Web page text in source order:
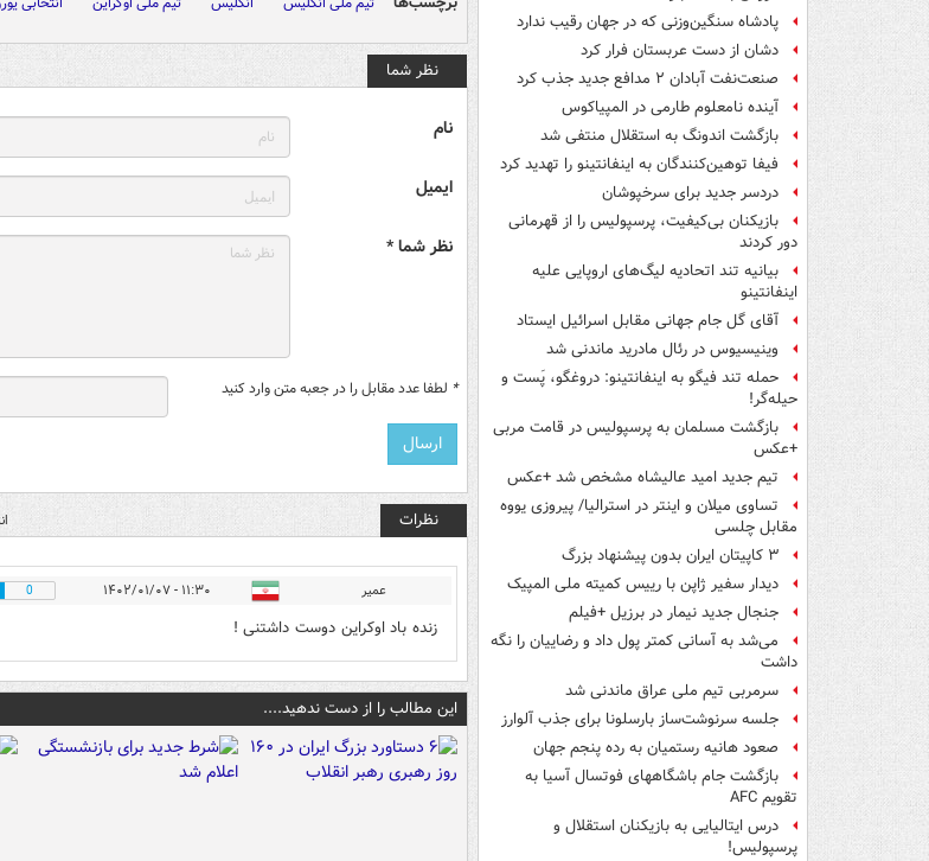
پادشاه سنگین‌وزنی که در جهان رقیب ندارد
دشان از دست عربستان فرار کرد
صنعت‌نفت آبادان ۲ مدافع جدید جذب کرد
آینده نامعلوم طارمی در المپیاکوس
بازگشت اندونگ به استقلال منتفی شد
فیفا توهین‌کنندگان به اینفانتینو را تهدید کرد
دردسر جدید برای سرخپوشان
بازیکنان بی‌کیفیت، پرسپولیس را از قهرمانی
دور کردند
بیانیه تند اتحادیه لیگ‌های اروپایی علیه
اینفانتینو
آقای گل جام جهانی مقابل اسرائیل ایستاد
وینیسیوس در رئال مادرید ماندنی شد
حمله تند فیگو به اینفانتینو: دروغگو، پَست‌ و
حیله‌گر!
بازگشت مسلمان به پرسپولیس در قامت مربی
+عکس
تیم جدید امید عالیشاه مشخص شد +عکس
تساوی میلان و اینتر در استرالیا/ پیروزی یووه
مقابل چلسی
۳ کاپیتان ایران بدون پیشنهاد بزرگ
دیدار سفیر ژاپن با رییس کمیته ملی المپیک
جنجال جدید نیمار در برزیل +فیلم
می‌شد به آسانی کمتر پول داد و رضاییان را نگه
داشت
سرمربی تیم ملی عراق ماندنی شد
جلسه سرنوشت‌ساز بارسلونا برای جذب آلوارز
صعود هانیه رستمیان به رده پنجم جهان
بازگشت جام باشگاههای فوتسال آسیا به
تقویم AFC
درس ایتالیایی‌ به بازیکنان استقلال و
پرسپولیس!
نظر شما
نام
ایمیل
نظر شما *
* لطفا عدد مقابل را در جعبه متن وارد کنید
نظرات
عمیر ۱۱:۳۰ - ۱۴۰۲/۰۱/۰۷ 0
زنده باد اوکراین دوست داشتنی !
این مطالب را از دست ندهید....